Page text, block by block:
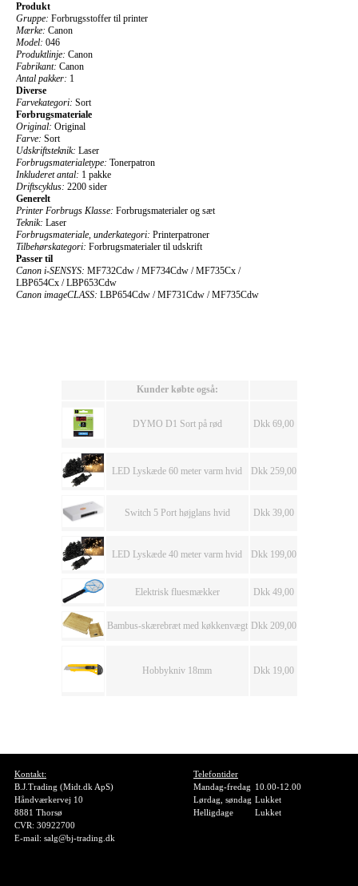
Produkt
Gruppe: Forbrugsstoffer til printer
Mærke: Canon
Model: 046
Produktlinje: Canon
Fabrikant: Canon
Antal pakker: 1
Diverse
Farvekategori: Sort
Forbrugsmateriale
Original: Original
Farve: Sort
Udskriftsteknik: Laser
Forbrugsmaterialetype: Tonerpatron
Inkluderet antal: 1 pakke
Driftscyklus: 2200 sider
Generelt
Printer Forbrugs Klasse: Forbrugsmaterialer og sæt
Teknik: Laser
Forbrugsmateriale, underkategori: Printerpatroner
Tilbehørskategori: Forbrugsmaterialer til udskrift
Passer til
Canon i-SENSYS: MF732Cdw / MF734Cdw / MF735Cx /
LBP654Cx / LBP653Cdw
Canon imageCLASS: LBP654Cdw / MF731Cdw / MF735Cdw
Kunder købte også:
DYMO D1 Sort på rød Dkk 69,00
LED Lyskæde 60 meter varm hvid Dkk 259,00
Switch 5 Port højglans hvid Dkk 39,00
LED Lyskæde 40 meter varm hvid Dkk 199,00
Elektrisk fluesmækker Dkk 49,00
Bambus-skærebræt med køkkenvægt Dkk 209,00
Hobbykniv 18mm Dkk 19,00
Kontakt:
B.J.Trading (Midt.dk ApS)
Håndværkervej 10
8881 Thorsø
CVR: 30922700
E-mail: salg@bj-trading.dk
Telefontider
Mandag-fredag 10.00-12.00
Lørdag, søndag Lukket
Helligdage
Lukket